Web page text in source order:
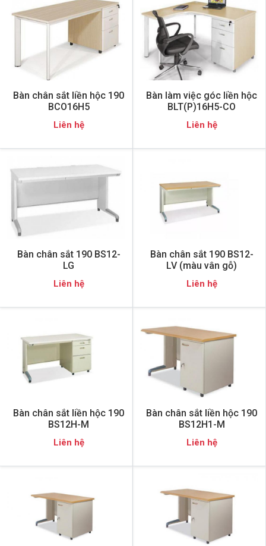
Bàn chân sắt liền hộc 190
BCO16H5
Liên hệ
Bàn làm việc góc liền hộc
BLT(P)16H5-CO
Liên hệ
Bàn chân sắt 190 BS12-
LG
Liên hệ
Bàn chân sắt 190 BS12-
LV (màu vân gỗ)
Liên hệ
Bàn chân sắt liền hộc 190
BS12H-M
Liên hệ
Bàn chân sắt liền hộc 190
BS12H1-M
Liên hệ